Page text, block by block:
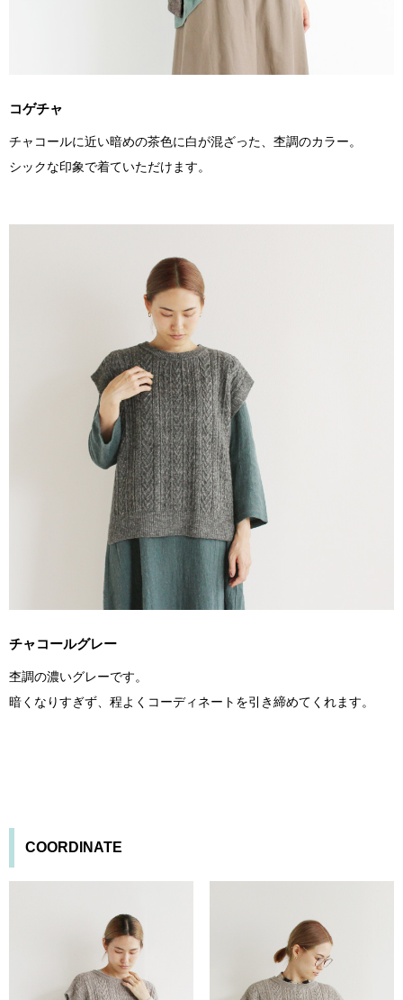
コゲチャ
チャコールに近い暗めの茶色に白が混ざった、杢調のカラー。
シックな印象で着ていただけます。
チャコールグレー
杢調の濃いグレーです。
暗くなりすぎず、程よくコーディネートを引き締めてくれます。
COORDINATE